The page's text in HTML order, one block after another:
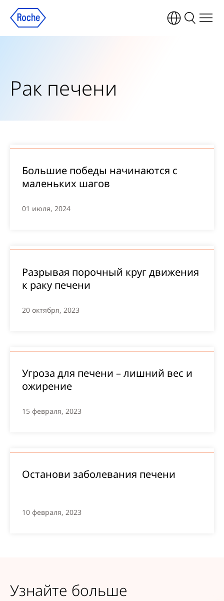
Рак печени
Большие победы начинаются с
маленьких шагов
01 июля, 2024
Разрывая порочный круг движения
к раку печени
20 октября, 2023
Угроза для печени – лишний вес и
ожирение
15 февраля, 2023
Останови заболевания печени
10 февраля, 2023
Узнайте больше